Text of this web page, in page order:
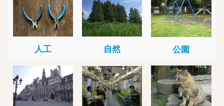
人工 自然 公園